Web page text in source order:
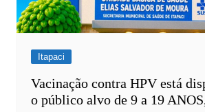
Itapaci
Vacinação contra HPV está
o público alvo de 9 a 19